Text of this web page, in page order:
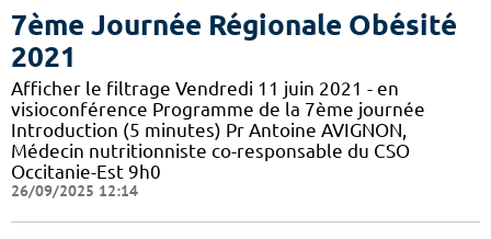
7ème Journée Régionale Obésité
2021
Afficher le filtrage Vendredi 11 juin 2021 - en
visioconférence Programme de la 7ème journée
Introduction (5 minutes) Pr Antoine AVIGNON,
Médecin nutritionniste co-responsable du CSO
Occitanie-Est 9h0
26/09/2025 12:14